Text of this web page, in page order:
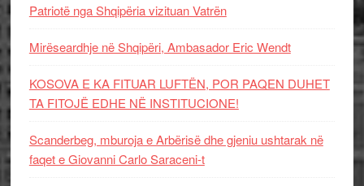
Patriotë nga Shqipëria vizituan Vatrën
Mirëseardhje në Shqipëri, Ambasador Eric Wendt
KOSOVA E KA FITUAR LUFTËN, POR PAQEN DUHET
TA FITOJË EDHE NË INSTITUCIONE!
Scanderbeg, mburoja e Arbërisë dhe gjeniu ushtarak në
faqet e Giovanni Carlo Saraceni-t